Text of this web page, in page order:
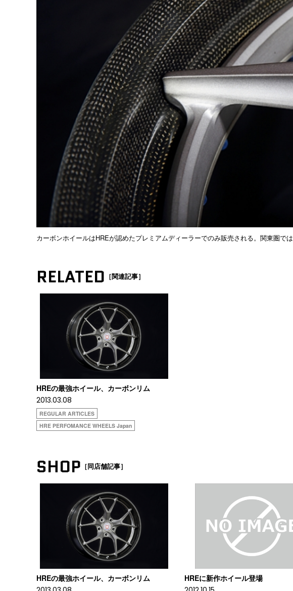
カーボンホイールはHREが認めたプレミアムディーラーでのみ販売される。関東圏では
RELATED ［関連記事］
HREの最強ホイール、カーボンリム
2013.03.08
REGULAR ARTICLES
HRE PERFOMANCE WHEELS Japan
SHOP ［同店舗記事］
HREの最強ホイール、カーボンリム
HREに新作ホイール登場